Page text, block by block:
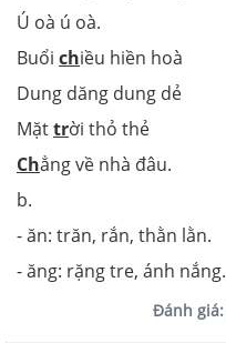
Ú οà ú οà.
Buổi chiều hiền hoà
Dung dăng dung dẻ
Mặttrời thỏ thẻ
Chẳng về nhà đâu.
b.
- ăn: trăn, rắn, thằn lằn.
- ăng: rặng tre, ánh nắng.
Đánh giá: